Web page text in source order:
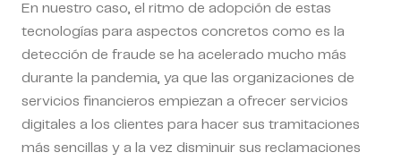
En nuestro caso, el ritmo de adopción de estas
tecnologías para aspectos concretos como es la
detección de fraude se ha acelerado mucho más
durante la pandemia , ya que las organizaciones de
servicios financieros empiezan a ofrecer servicios
digitales a los clientes para hacer sus tramitaciones
más sencillas y a la vez disminuir sus reclamaciones